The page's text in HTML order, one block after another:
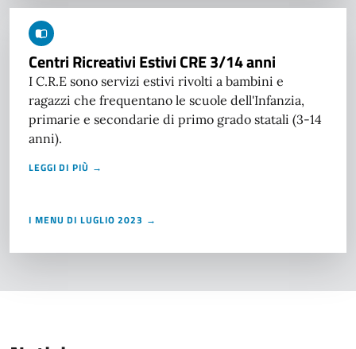
Centri Ricreativi Estivi CRE 3/14 anni
I C.R.E sono servizi estivi rivolti a bambini e
ragazzi che frequentano le scuole dell'Infanzia,
primarie e secondarie di primo grado statali (3-14
anni).
LEGGI DI PIÙ →
I MENU DI LUGLIO 2023 →